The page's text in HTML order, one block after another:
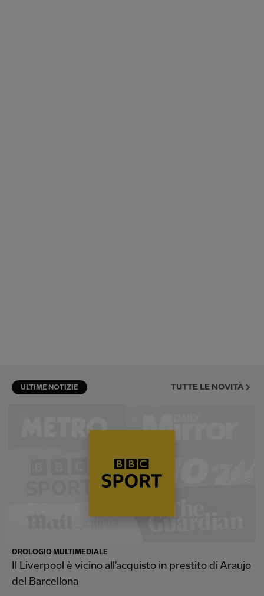
ULTIME NOTIZIE TUTTE LE NOVITÀ
OROLOGIO MULTIMEDIALE
Il Liverpool è vicino all'acquisto in prestito di Araujo
del Barcellona